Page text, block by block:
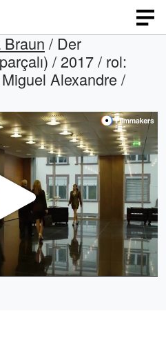
Braun / Der
/ 2017 / rol:
Alexandre /
Oynat